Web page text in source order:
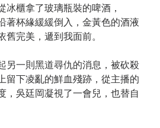
櫃拿了玻璃瓶裝的啤酒，
著杯緣緩緩倒入，金黃色的酒液
完美，遞到我面前。
另一則黑道尋仇的消息，被砍殺
留下凌亂的鮮血殘跡，從主播的
，吳廷岡凝視了一會兒，也替自